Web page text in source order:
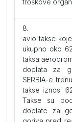
avio takse
ukupno oko
taksa
doplata za
SERBIA-e
takse iznosi
Takse su
doplate za